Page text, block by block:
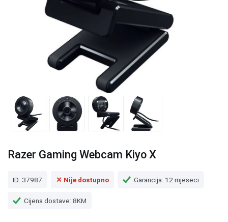
Razer Gaming Webcam Kiyo X
ID: 37987 ✕ Nije dostupno Garancija: 12 mjeseci
Cijena dostave: 8KM